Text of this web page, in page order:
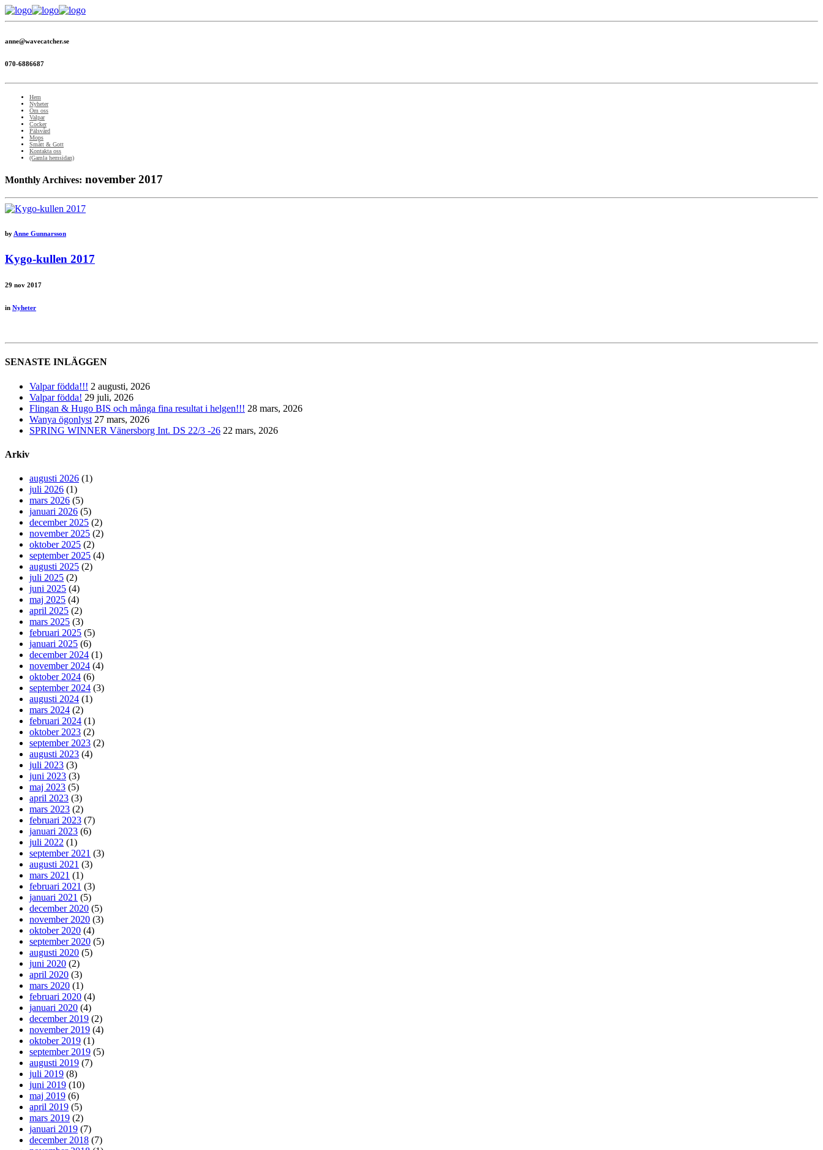
anne@wavecatcher.se
070-6886687
Hem
Nyheter
Om oss
Valpar
Cocker
Pälsvård
Mops
Smått & Gott
Kontakta oss
(Gamla hemsidan)
Monthly Archives: november 2017
by Anne Gunnarsson
Kygo-kullen 2017
29 nov 2017
in Nyheter
SENASTE INLÄGGEN
Valpar födda!!! 2 augusti, 2026
Valpar födda! 29 juli, 2026
Flingan & Hugo BIS och många fina resultat i helgen!!! 28 mars, 2026
Wanya ögonlyst 27 mars, 2026
SPRING WINNER Vänersborg Int. DS 22/3 -26 22 mars, 2026
Arkiv
augusti 2026 (1)
juli 2026 (1)
mars 2026 (5)
januari 2026 (5)
december 2025 (2)
november 2025 (2)
oktober 2025 (2)
september 2025 (4)
augusti 2025 (2)
juli 2025 (2)
juni 2025 (4)
maj 2025 (4)
april 2025 (2)
mars 2025 (3)
februari 2025 (5)
januari 2025 (6)
december 2024 (1)
november 2024 (4)
oktober 2024 (6)
september 2024 (3)
augusti 2024 (1)
mars 2024 (2)
februari 2024 (1)
oktober 2023 (2)
september 2023 (2)
augusti 2023 (4)
juli 2023 (3)
juni 2023 (3)
maj 2023 (5)
april 2023 (3)
mars 2023 (2)
februari 2023 (7)
januari 2023 (6)
juli 2022 (1)
september 2021 (3)
augusti 2021 (3)
mars 2021 (1)
februari 2021 (3)
januari 2021 (5)
december 2020 (5)
november 2020 (3)
oktober 2020 (4)
september 2020 (5)
augusti 2020 (5)
juni 2020 (2)
april 2020 (3)
mars 2020 (1)
februari 2020 (4)
januari 2020 (4)
december 2019 (2)
november 2019 (4)
oktober 2019 (1)
september 2019 (5)
augusti 2019 (7)
juli 2019 (8)
juni 2019 (10)
maj 2019 (6)
april 2019 (5)
mars 2019 (2)
januari 2019 (7)
december 2018 (7)